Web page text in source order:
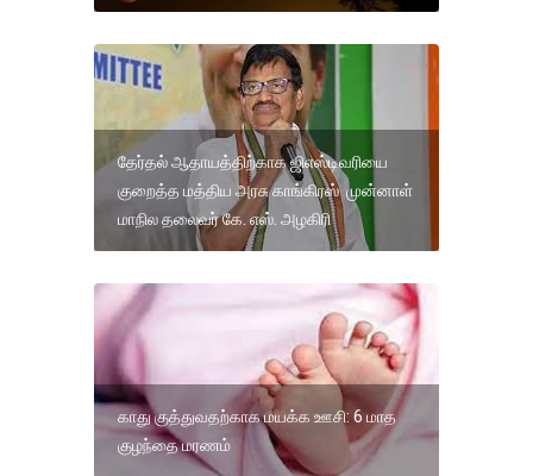
தேர்தல் ஆதாயத்திற்காக ஜிஎஸ்டிவரியை
குறைத்த மத்திய அரசு காங்கிரஸ் முன்னாள்
மாநில தலைவர் கே. எஸ். அழகிரி
காது குத்துவதற்காக மயக்க ஊசி: 6 மாத
குழந்தை மரணம்